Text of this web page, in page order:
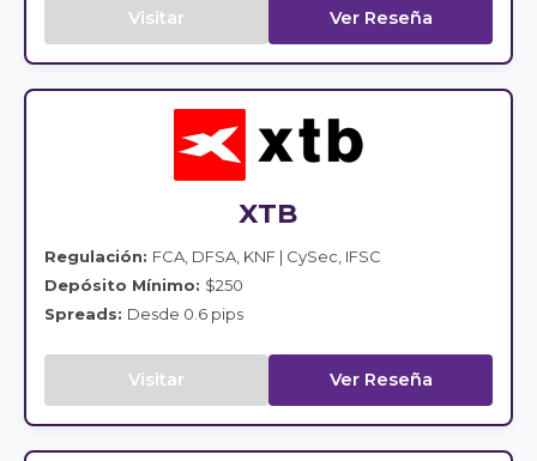
Visitar Ver Reseña
XTB
Regulación: FCA, DFSA, KNF | CySec, IFSC
Depósito Mínimo: $250
Spreads: Desde 0.6 pips
Visitar Ver Reseña